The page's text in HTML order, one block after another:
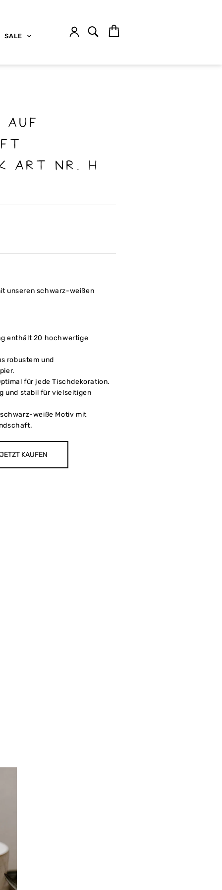
SALE
Art Nr. H
unseren schwarz-weißen
enthält 20 hochwertige
robustem und
für jede Tischdekoration.
und stabil für vielseitigen
weiße Motiv mit
KAUFEN